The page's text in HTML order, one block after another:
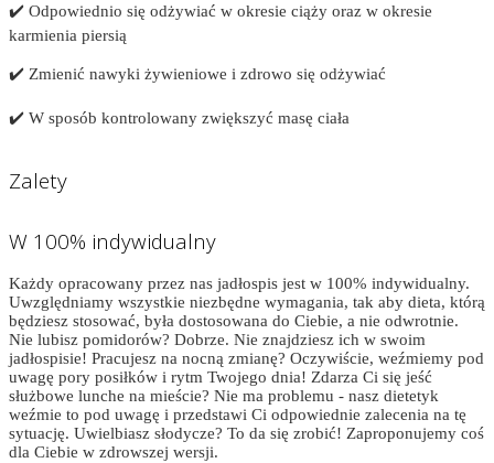
✔️ Odpowiednio się odżywiać w okresie ciąży oraz w okresie
karmienia piersią
✔️ Zmienić nawyki żywieniowe i zdrowo się odżywiać
✔️ W sposób kontrolowany zwiększyć masę ciała
Zalety
W 100% indywidualny
Każdy opracowany przez nas jadłospis jest w 100% indywidualny.
Uwzględniamy wszystkie niezbędne wymagania, tak aby dieta, którą
będziesz stosować, była dostosowana do Ciebie, a nie odwrotnie.
Nie lubisz pomidorów? Dobrze. Nie znajdziesz ich w swoim
jadłospisie! Pracujesz na nocną zmianę? Oczywiście, weźmiemy pod
uwagę pory posiłków i rytm Twojego dnia! Zdarza Ci się jeść
służbowe lunche na mieście? Nie ma problemu - nasz dietetyk
weźmie to pod uwagę i przedstawi Ci odpowiednie zalecenia na tę
sytuację. Uwielbiasz słodycze? To da się zrobić! Zaproponujemy coś
dla Ciebie w zdrowszej wersji.